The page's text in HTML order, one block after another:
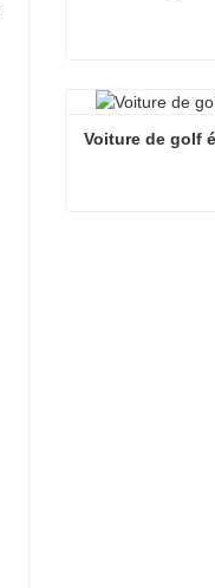
Contacter
Voiture de golf